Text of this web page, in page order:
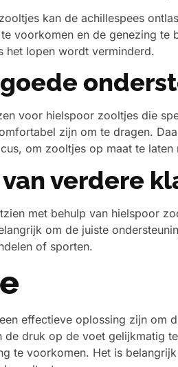
kan de achillespees
voorkomen en de genezing
het lopen wordt verminderd.
voor hielspoor zooltjes die
zijn om te dragen.
om zooltjes op maat te laten
verdere
met behulp van hielspoor
om de juiste
of sporten.
effectieve oplossing zijn om
de druk op de voet gelijkmatig
te voorkomen. Het is